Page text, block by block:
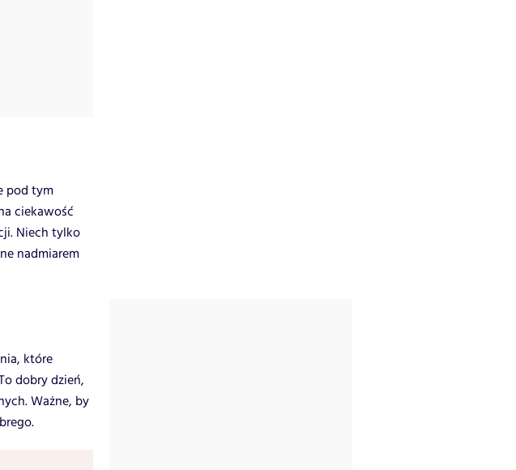
pod tym
ciekawość
Niech tylko
nadmiarem
które
dobry dzień,
Ważne, by